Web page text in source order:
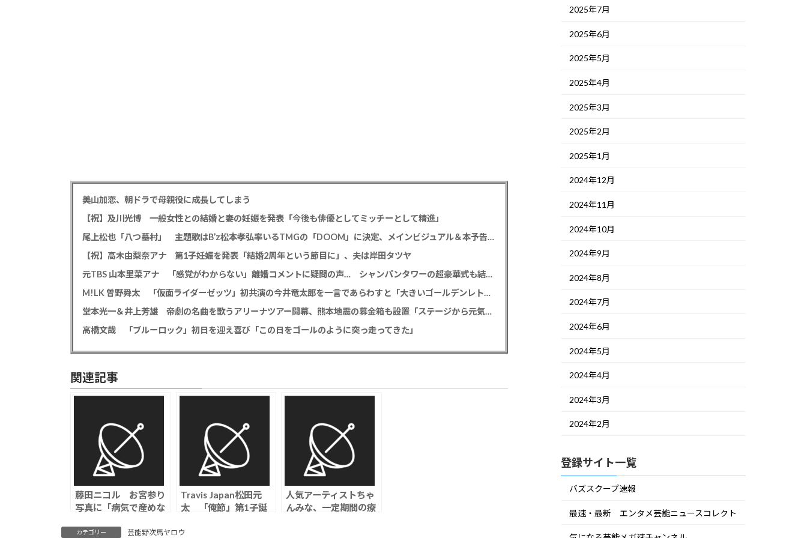
美山加恋、朝ドラで母親役に成長してしまう
【祝】及川光博 一般女性との結婚と妻の妊娠を発表「今後も俳優としてミッチーとして精進」
尾上松也「八つ墓村」 主題歌はB’z松本孝弘率いるTMGの「DOOM」に決定、メインビジュアル＆本予告編も解禁
【祝】高木由梨奈アナ 第1子妊娠を発表「結婚2周年という節目に」、夫は岸田タツヤ
元TBS 山本里菜アナ 「感覚がわからない」離婚コメントに疑問の声… シャンパンタワーの超豪華式も結婚生活は4年半で終止符
M!LK 曽野舜太 「仮面ライダーゼッツ」初共演の今井竜太郎を一言であらわすと「大きいゴールデンレトリバー
堂本光一＆井上芳雄 帝劇の名曲を歌うアリーナツアー開幕、熊本地震の募金箱も設置「ステージから元気を届けられる形になれば」
高橋文哉 「ブルーロック」初日を迎え喜び「この日をゴールのように突っ走ってきた」
関連記事
藤田ニコル お宮参り
写真に「病気で産めな
判を乙武洋匡が論破
Travis Japan松田元
太 「俺節」第1子誕
友に嫉妬？「僕にもか
人気アーティストちゃ
んみな、一定期間の療
カテゴリー 芸能野次馬ヤロウ
2025年7月
2025年6月
2025年5月
2025年4月
2025年3月
2025年2月
2025年1月
2024年12月
2024年11月
2024年10月
2024年9月
2024年8月
2024年7月
2024年6月
2024年5月
2024年4月
2024年3月
2024年2月
登録サイト一覧
バズスクープ速報
最速・最新 エンタメ芸能ニュースコレクト